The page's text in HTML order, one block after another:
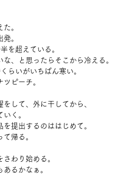
。
。
を超えている。
な、と思ったらそこから冷える。
らいがいちばん寒い。
ツピーチ。
をして、外に干してから、
く。
を提出するのははじめて。
て帰る。
わり始める。
るかなぁ。